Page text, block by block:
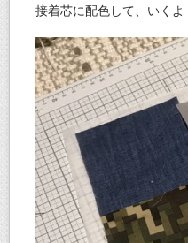
接着芯に配色して、いくよ